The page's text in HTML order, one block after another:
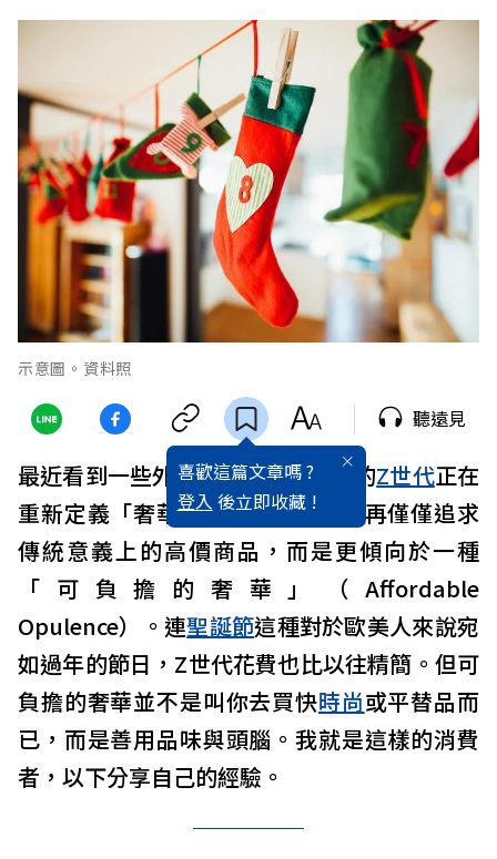
示意圖。資料照
喜歡這篇文章嗎 ?
登入 後立即收藏 !
聽遠見
最近看到一些外電報導指出，歐美的Z世代正在
重新定義「奢華」的概念。他們不再僅僅追求
傳統意義上的高價商品，而是更傾向於一種
「可負擔的奢華」（Affordable
Opulence）。連聖誕節這種對於歐美人來說宛
如過年的節日，Z世代花費也比以往精簡。但可
負擔的奢華並不是叫你去買快時尚或平替品而
已，而是善用品味與頭腦。我就是這樣的消費
者，以下分享自己的經驗。